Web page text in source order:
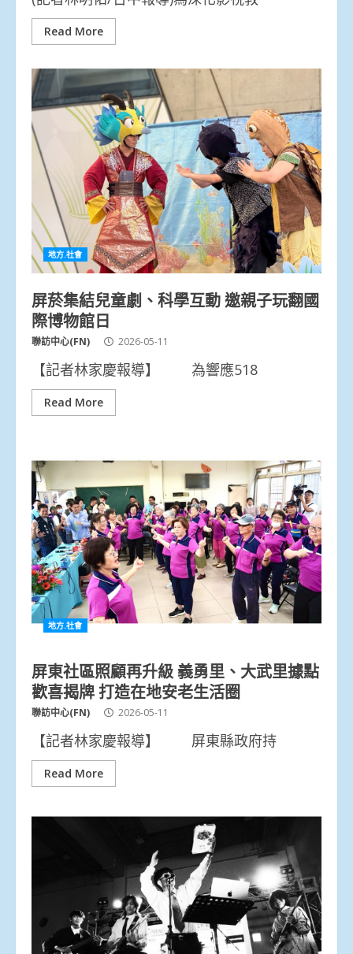
Read More
地方.社會
屏菸集結兒童劇、科學互動 邀親子玩翻國
際博物館日
聯訪中心(FN) 2026-05-11
【記者林家慶報導】 為響應518
Read More
地方.社會
屏東社區照顧再升級 義勇里、大武里據點
歡喜揭牌 打造在地安老生活圈
聯訪中心(FN) 2026-05-11
【記者林家慶報導】 屏東縣政府持
Read More